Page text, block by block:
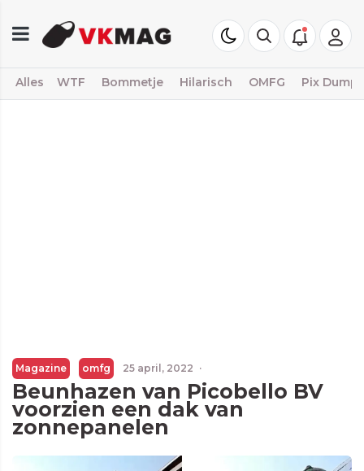
Alles WTF Bommetje Hilarisch OMFG Pix Dump
Magazine omfg 25 april, 2022 ·
Beunhazen van Picobello BV
voorzien een dak van
zonnepanelen